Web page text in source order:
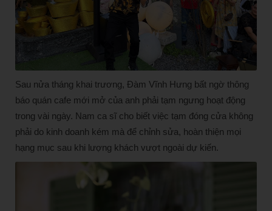
Sau nửa tháng khai trương, Đàm Vĩnh Hưng bất ngờ thông
báo quán cafe mới mở của anh phải tạm ngưng hoạt động
trong vài ngày. Nam ca sĩ cho biết việc tạm đóng cửa không
phải do kinh doanh kém mà để chỉnh sửa, hoàn thiện mọi
hạng mục sau khi lượng khách vượt ngoài dự kiến.